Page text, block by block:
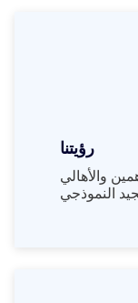
رؤيتنا
والأهالي
النموذجي